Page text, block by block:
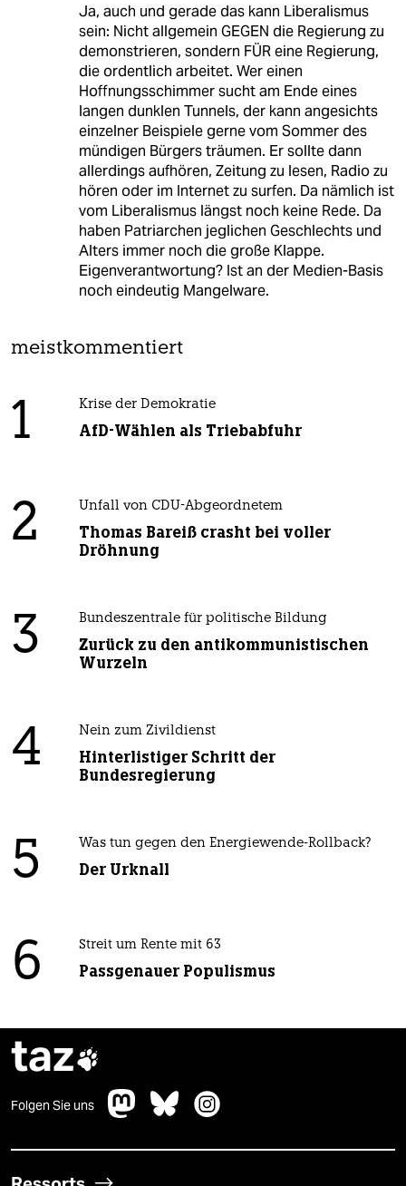
Ja, auch und gerade das kann Liberalismus
sein: Nicht allgemein GEGEN die Regierung zu
demonstrieren, sondern FÜR eine Regierung,
die ordentlich arbeitet. Wer einen
Hoffnungsschimmer sucht am Ende eines
langen dunklen Tunnels, der kann angesichts
einzelner Beispiele gerne vom Sommer des
mündigen Bürgers träumen. Er sollte dann
allerdings aufhören, Zeitung zu lesen, Radio zu
hören oder im Internet zu surfen. Da nämlich ist
vom Liberalismus längst noch keine Rede. Da
haben Patriarchen jeglichen Geschlechts und
Alters immer noch die große Klappe.
Eigenverantwortung? Ist an der Medien-Basis
noch eindeutig Mangelware.
meistkommentiert
1 Krise der Demokratie
AfD-Wählen als Triebabfuhr
2 Unfall von CDU-Abgeordnetem
Thomas Bareiß crasht bei voller
Dröhnung
3 Bundeszentrale für politische Bildung
Zurück zu den antikommunistischen
Wurzeln
4 Nein zum Zivildienst
Hinterlistiger Schritt der
Bundesregierung
5 Was tun gegen den Energiewende-Rollback?
Der Urknall
6 Streit um Rente mit 63
Passgenauer Populismus
taz
Folgen Sie uns